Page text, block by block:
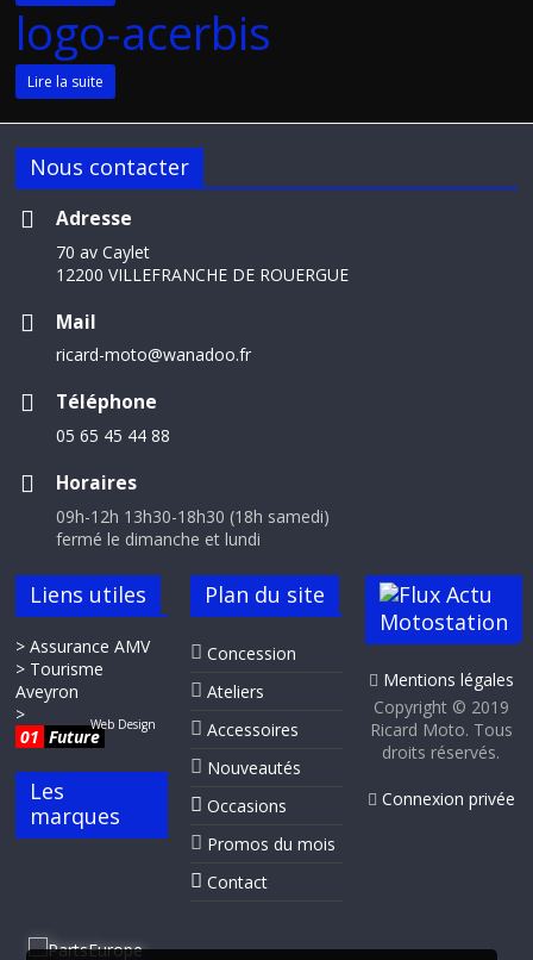
logo-acerbis
Lire la suite
Nous contacter
Adresse
70 av Caylet
12200 VILLEFRANCHE DE ROUERGUE
Mail
ricard-moto@wanadoo.fr
Téléphone
05 65 45 44 88
Horaires
09h-12h 13h30-18h30 (18h samedi)
fermé le dimanche et lundi
Liens utiles
> Assurance AMV
> Tourisme
Aveyron
>
01 Future
Web Design
Les
marques
Plan du site
Concession
Ateliers
Accessoires
Nouveautés
Occasions
Promos du mois
Contact
Actu
Motostation
Mentions légales
Copyright © 2019
Ricard Moto. Tous
droits réservés.
Connexion privée